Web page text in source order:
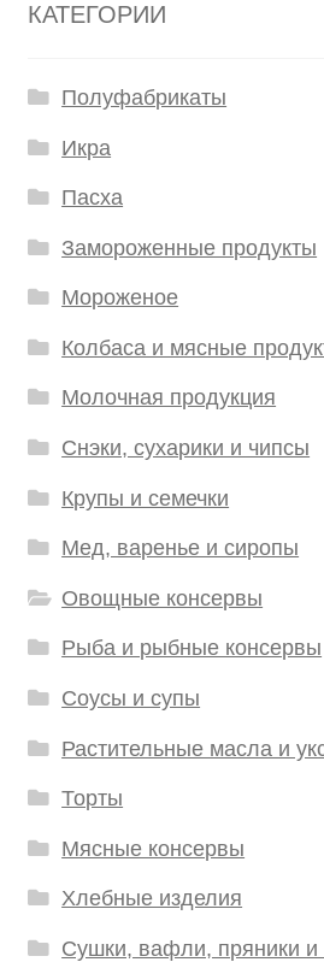
КАТЕГОРИИ
Полуфабрикаты
Икра
Пасха
Замороженные продукты
Мороженое
Колбаса и мясные
Молочная продукция
Снэки, сухарики и чипсы
Крупы и семечки
Мед, варенье и сиропы
Овощные консервы
Рыба и рыбные консервы
Соусы и супы
Растительные масла и
Торты
Мясные консервы
Хлебные изделия
Сушки, вафли, пряники и